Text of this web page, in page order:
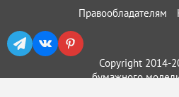
Правообладателям
Copyright 2014-
бумажного